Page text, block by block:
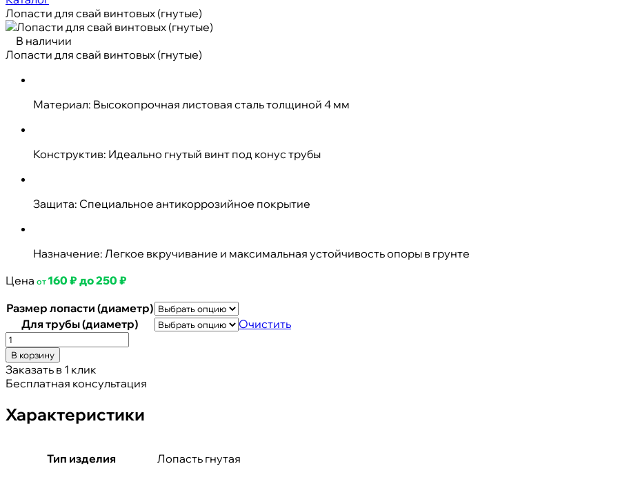
Лопасти для свай винтовых (гнутые)
В наличии
Лопасти для свай винтовых (гнутые)
Материал: Высокопрочная листовая сталь толщиной 4 мм
Конструктив: Идеально гнутый винт под конус трубы
Защита: Специальное антикоррозийное покрытие
Назначение: Легкое вкручивание и максимальная устойчивость опоры в грунте
Цена от 160 ₽ до250 ₽
Размер лопасти (диаметр)
Для трубы (диаметр)
Очистить
Количество
товара
Лопасти
для
винтовых
(гнутые)
В корзину
Заказать в 1 клик
Бесплатная консультация
Характеристики
Тип изделия Лопасть гнутая